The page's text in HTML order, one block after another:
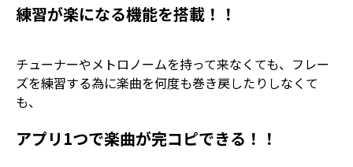
練習が楽になる機能を搭載！！
チューナーやメトロノームを持って来なくても、フレー
ズを練習する為に楽曲を何度も巻き戻したりしなくて
も、
アプリ1つで楽曲が完コピできる！！